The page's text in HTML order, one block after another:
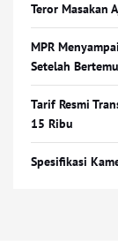
Teror Masakan
MPR
Setelah
Tarif Resmi
15 Ribu
Spesifikasi